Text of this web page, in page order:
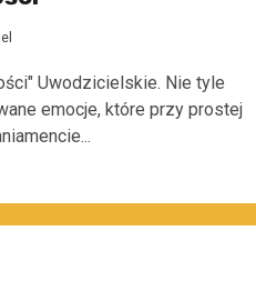
Uwodzicielskie. Nie tyle
emocje, które przy prostej